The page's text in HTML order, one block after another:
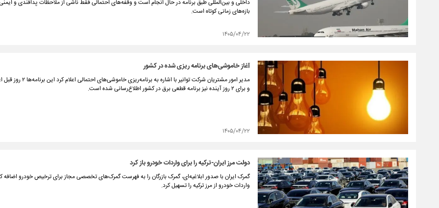
داخلی و بین‌المللی طبق برنامه در حال انجام است و وقفه‌های احتمالی فقط ناشی از ملاحظات پدافندی و ایمنی
بازه‌های زمانی کوتاه است.
۱۴۰۵/۰۴/۲۲
آغاز خاموشی‌های برنامه ریزی شده در کشور
مدیر امور مشتریان شرکت توانیر با اشاره به
و برای ۲ روز آینده نیز برنامه قطعی برق در کشور اطلاع‌رسانی شده است.
۱۴۰۵/۰۴/۲۲
دولت مرز ایران-ترکیه را برای واردات خودرو باز کرد
گمرک ایران با صدور ابلاغیه‌ای، گمرک بازرگان را به فهرست گمرک‌های تخصصی مجاز برای ترخیص خودرو اضافه
واردات خودرو از مرز ترکیه را تسهیل کرد.